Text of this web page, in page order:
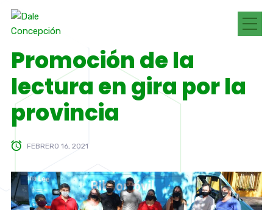
Promoción de la
lectura en gira por la
provincia
FEBRERO 16, 2021